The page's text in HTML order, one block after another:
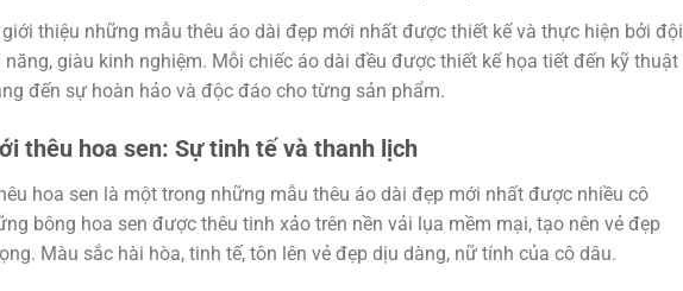
thiệu những mẫu thêu áo dài đẹp mới nhất được thiết kế và thực hiện bởi đội
năng, giàu kinh nghiệm. Mỗi chiếc áo dài đều được thiết kế họa tiết đến kỹ thuật
đến sự hoàn hảo và độc đáo cho từng sản phẩm.
thêu hoa sen: Sự tinh tế và thanh lịch
hoa sen là một trong những mẫu thêu áo dài đẹp mới nhất được nhiều cô
bông hoa sen được thêu tinh xảo trên nền vải lụa mềm mại, tạo nên vẻ đẹp
Màu sắc hài hòa, tinh tế, tôn lên vẻ đẹp dịu dàng, nữ tính của cô dâu.